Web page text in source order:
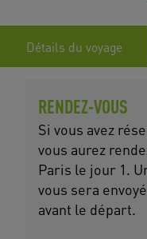
Détails du voyage
RENDEZ-VOUS
Si vous avez
vous aurez
Paris le jour 1.
vous sera
avant le départ.